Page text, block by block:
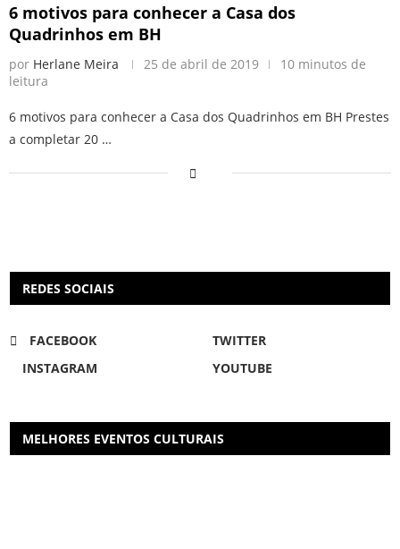
6 motivos para conhecer a Casa dos
Quadrinhos em BH
por Herlane Meira 25 de abril de 2019
10 minutos de
leitura
6 motivos para conhecer a Casa dos Quadrinhos em BH Prestes
a completar 20 …
REDES SOCIAIS
FACEBOOK
TWITTER
INSTAGRAM
YOUTUBE
MELHORES EVENTOS CULTURAIS